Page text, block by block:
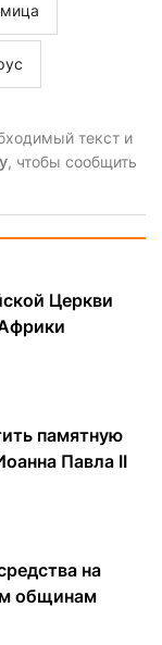
текст и
, чтобы сообщить
Церкви
памятную
Павла II
на
общинам